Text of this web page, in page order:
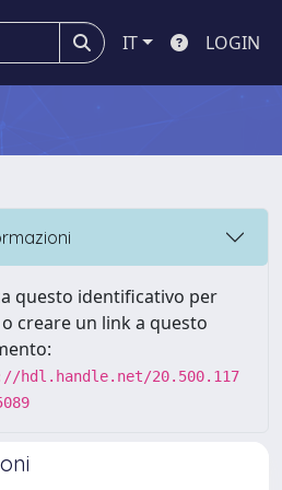
IT LOGIN
questo identificativo per
creare un link a questo
hdl.handle.net/20.500.117